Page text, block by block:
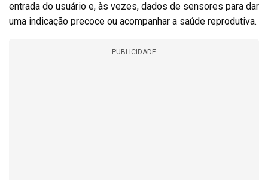
entrada do usuário e, às vezes, dados de sensores para dar
uma indicação precoce ou acompanhar a saúde reprodutiva.
PUBLICIDADE